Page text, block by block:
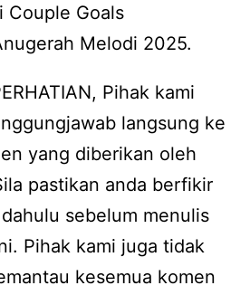
Couple Goals
Melodi 2025.
Pihak kami
langsung ke
yang diberikan oleh
pastikan anda berfikir
sebelum menulis
Pihak kami juga tidak
kesemua komen